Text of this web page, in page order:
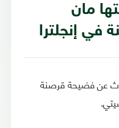
مان
إنجلترا
عن فضيحة قرصنة